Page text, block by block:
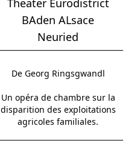
Theater Eurodistrict
BAden ALsace
Neuried
De Georg Ringsgwandl
Un opéra de chambre sur la
disparition des exploitations
agricoles familiales.